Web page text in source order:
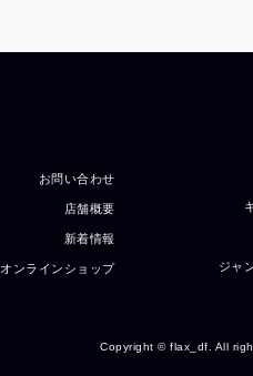
お問い合わせ
店舗概要
新着情報
オンラインショップ ジャ
Copyright © flax_df. All